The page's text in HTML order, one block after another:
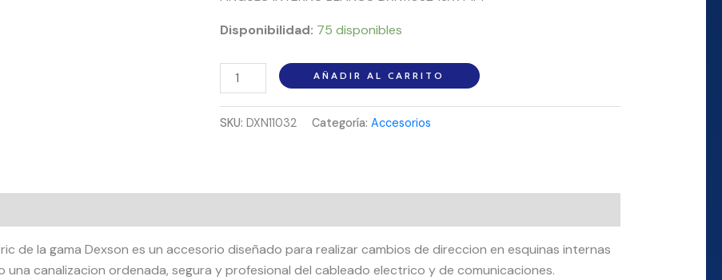
Disponibilidad: 75 disponibles
AÑADIR AL CARRITO
SKU: DXN11032 Categoría: Accesorios
de la gama Dexson es un accesorio diseñado para realizar cambios de direccion en esquinas internas
una canalizacion ordenada, segura y profesional del cableado electrico y de comunicaciones.